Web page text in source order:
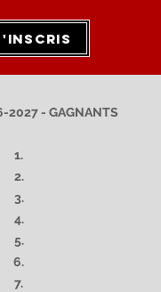
2027- GAGNANTS
1.
2.
3.
4.
5.
6.
7.